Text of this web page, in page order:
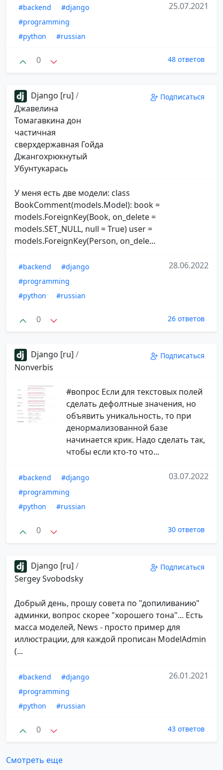
#backend
#django
#programming
#python
#russian
25.07.2021
0 48 ответов
Django [ru] /
Джавелина
Томагавкина дон
частичная
сверхдержавная Гойда
Джангохрюкнутый
Убунтукарась
Подписаться
У меня есть две модели: class
BookComment(models.Model): book =
models.ForeignKey(Book, on_delete =
models.SET_NULL, null = True) user =
models.ForeignKey(Person, on_dele...
#backend
#django
#programming
#python
#russian
28.06.2022
0 26 ответов
Django [ru] /
Nonverbis
Подписаться
#вопрос Если для текстовых полей
сделать дефолтные значения, но
объявить уникальность, то при
денормализованной базе
начинается крик. Надо сделать так,
чтобы если кто-то что...
#backend
#django
#programming
#python
#russian
03.07.2022
0 30 ответов
Django [ru] /
Sergey Svobodsky
Подписаться
Добрый день, прошу совета по "допиливанию"
админки, вопрос скорее "хорошего тона"... Есть
масса моделей, News - просто пример для
иллюстрации, для каждой прописан ModelAdmin
(...
#backend
#django
#programming
#python
#russian
26.01.2021
0 43 ответов
Смотреть еще